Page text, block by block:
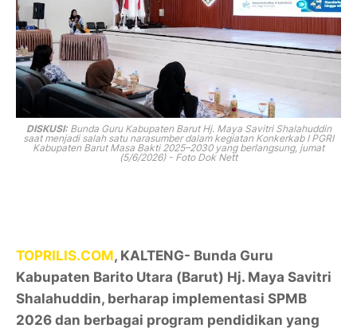
DISKUSI: Bunda Guru Kabupaten Barut Hj. Maya Savitri Shalahuddin
saat menjadi salah satu narasumber dalam kegiatan Konkerkab I PGRI
Kabupaten Barut Masa Bakti 2025–2030 yang berlangsung, jumat
(5/6/2026) - Foto Dok Nett
TOPRILIS.COM, KALTENG- Bunda Guru
Kabupaten Barito Utara (Barut) Hj. Maya Savitri
Shalahuddin, berharap implementasi SPMB
2026 dan berbagai program pendidikan yang